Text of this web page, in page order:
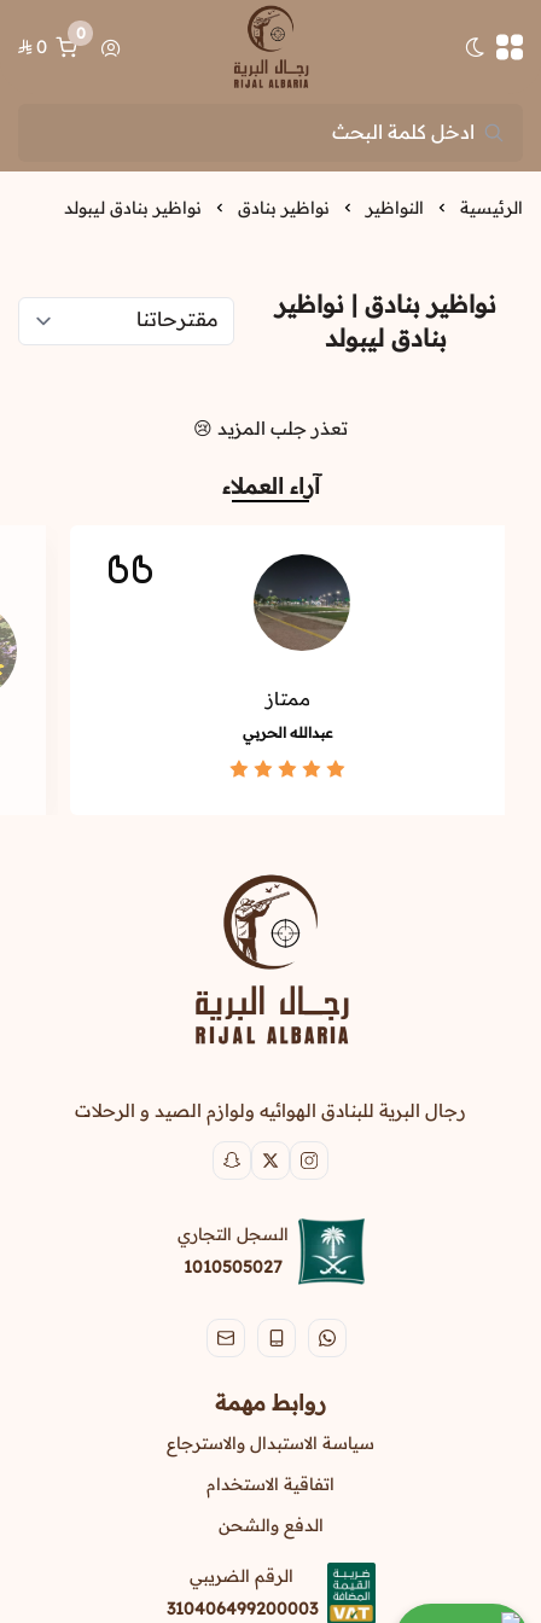
تبديل الوضع الداكنرجال البرية
0
0
الرئيسية النواظير نواظير بنادق نواظير بنادق ليبولد
نواظير بنادق | نواظير
بنادق ليبولد
تعذر جلب المزيد 😢
آراء العملاء
ممتاز
عبدالله الحربي
رجال البرية للبنادق الهوائيه ولوازم الصيد و الرحلات
السجل التجاري
1010505027
روابط مهمة
سياسة الاستبدال والاسترجاع
اتفاقية الاستخدام
الدفع والشحن
الرقم الضريبي
310406499200003